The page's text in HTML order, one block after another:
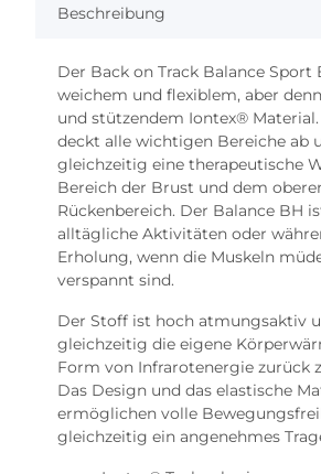
Beschreibung
Der Back on Track Balance Sport
weichem und flexiblem, aber
und stützendem Iontex®
deckt alle wichtigen Bereiche ab
gleichzeitig eine therapeutische
Bereich der Brust und dem
Rückenbereich. Der Balance BH
alltägliche Aktivitäten oder
Erholung, wenn die Muskeln
verspannt sind.
Der Stoff ist hoch atmungsaktiv
gleichzeitig die eigene
Form von Infrarotenergie zurück
Das Design und das elastische
ermöglichen volle
gleichzeitig ein angenehmes